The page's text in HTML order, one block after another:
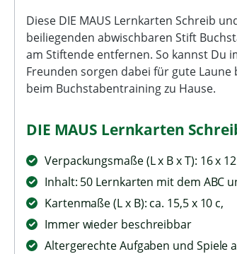
Diese DIE MAUS Lernkarten Schreib
beiliegenden abwischbaren Stift
am Stiftende entfernen. So kannst Du
Freunden sorgen dabei für gute
beim Buchstabentraining zu Hause.
DIE MAUS Lernkarten
Verpackungsmaße (L x B x T): 16 x
Inhalt: 50 Lernkarten mit dem ABC
Kartenmaße (L x B): ca. 15,5 x 10 c,
Immer wieder beschreibbar
Altergerechte Aufgaben und Spiele